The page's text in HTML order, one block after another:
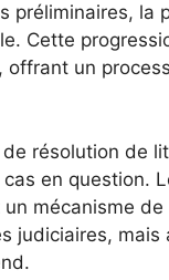
préliminaires, la
Cette
un
résolution de
en question.
mécanisme de
judiciaires, mais